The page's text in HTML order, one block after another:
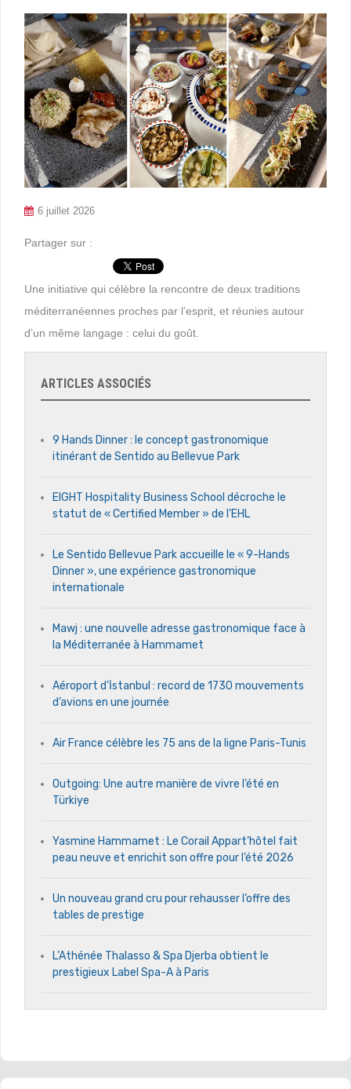
6 juillet 2026
Partager sur :
Une initiative qui célèbre la rencontre de deux traditions
méditerranéennes proches par l’esprit, et réunies autour
d’un même langage : celui du goût.
ARTICLES ASSOCIÉS
9 Hands Dinner : le concept gastronomique
itinérant de Sentido au Bellevue Park
EIGHT Hospitality Business School décroche le
statut de « Certified Member » de l’EHL
Le Sentido Bellevue Park accueille le « 9-Hands
Dinner », une expérience gastronomique
internationale
Mawj : une nouvelle adresse gastronomique face à
la Méditerranée à Hammamet
Aéroport d’İstanbul : record de 1730 mouvements
d’avions en une journée
Air France célèbre les 75 ans de la ligne Paris-Tunis
Outgoing: Une autre manière de vivre l’été en
Türkiye
Yasmine Hammamet : Le Corail Appart’hôtel fait
peau neuve et enrichit son offre pour l’été 2026
Un nouveau grand cru pour rehausser l’offre des
tables de prestige
L’Athénée Thalasso & Spa Djerba obtient le
prestigieux Label Spa-A à Paris